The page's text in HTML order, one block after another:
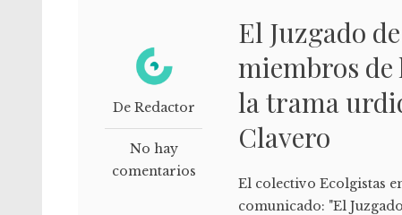
De Redactor
No hay
comentarios
El Juzgado
miembros de
la trama
Clavero
El colectivo Ecolgistas
comunicado: "El